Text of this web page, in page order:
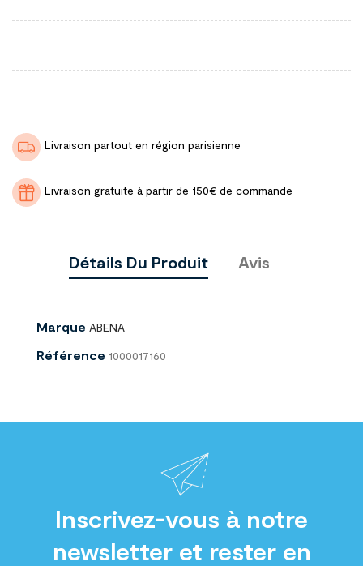
Livraison partout en région parisienne
Livraison gratuite à partir de 150€ de commande
Détails Du Produit Avis
Marque ABENA
Référence 1000017160
Inscrivez-vous à notre
newsletter et rester en